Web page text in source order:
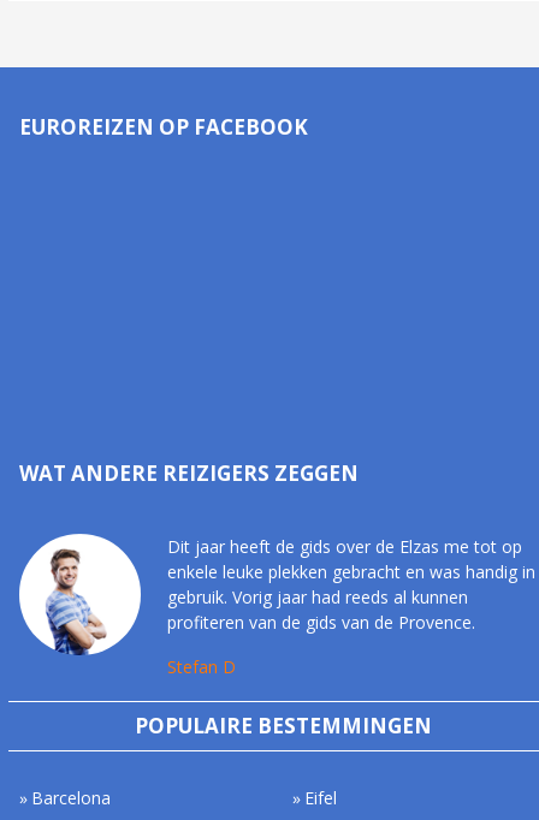
EUROREIZEN OP FACEBOOK
WAT ANDERE REIZIGERS ZEGGEN
Dit jaar heeft de gids over de Elzas me tot op
enkele leuke plekken gebracht en was handig in
gebruik. Vorig jaar had reeds al kunnen
profiteren van de gids van de Provence.
Stefan D
POPULAIRE BESTEMMINGEN
Barcelona
Eifel